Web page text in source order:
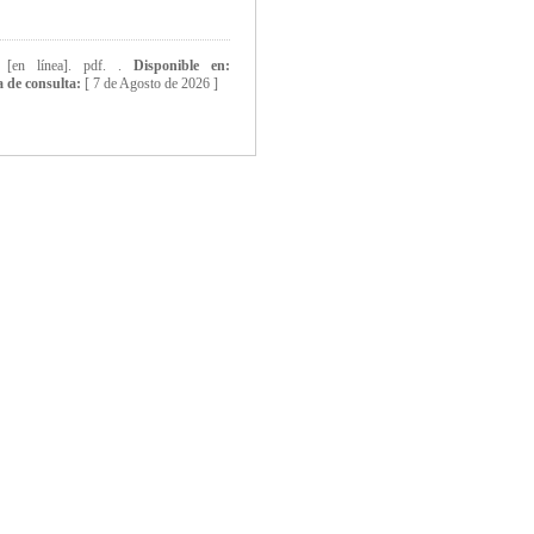
línea]. pdf. . Disponible en:
de consulta: [ 7 de Agosto de 2026 ]